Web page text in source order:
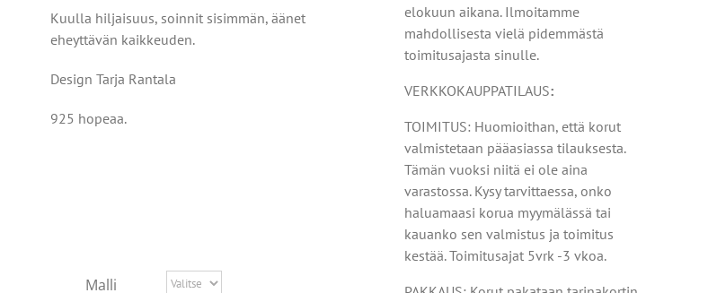
Kuulla hiljaisuus, soinnit sisimmän, äänet
eheyttävän kaikkeuden.
Design Tarja Rantala
925 hopeaa.
Malli
elokuun aikana. Ilmoitamme
mahdollisesta vielä pidemmästä
toimitusajasta sinulle.
VERKKOKAUPPATILAUS:
TOIMITUS: Huomioithan, että korut
valmistetaan pääasiassa tilauksesta.
Tämän vuoksi niitä ei ole aina
varastossa. Kysy tarvittaessa, onko
haluamaasi korua myymälässä tai
kauanko sen valmistus ja toimitus
kestää. Toimitusajat 5vrk -3 vkoa.